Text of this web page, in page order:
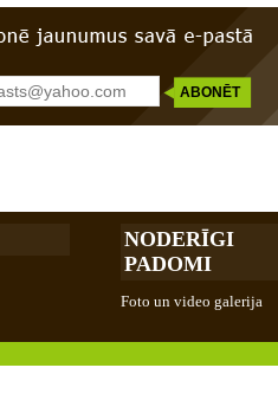
NODERĪGI
PADOMI
Foto un video galerija